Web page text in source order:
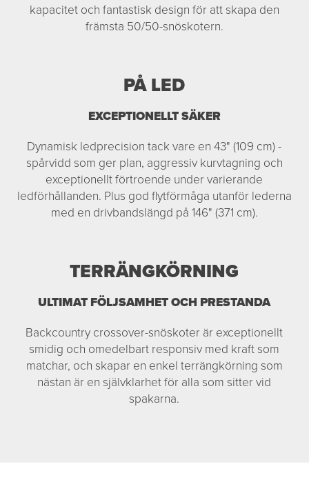
kapacitet och fantastisk design för att skapa den
främsta 50/50-snöskotern.
PÅ LED
EXCEPTIONELLT SÄKER
Dynamisk ledprecision tack vare en 43" (109 cm) -
spårvidd som ger plan, aggressiv kurvtagning och
exceptionellt förtroende under varierande
ledförhållanden. Plus god flytförmåga utanför lederna
med en drivbandslängd på 146" (371 cm).
TERRÄNGKÖRNING
ULTIMAT FÖLJSAMHET OCH PRESTANDA
Backcountry crossover-snöskoter är exceptionellt
smidig och omedelbart responsiv med kraft som
matchar, och skapar en enkel terrängkörning som
nästan är en självklarhet för alla som sitter vid
spakarna.